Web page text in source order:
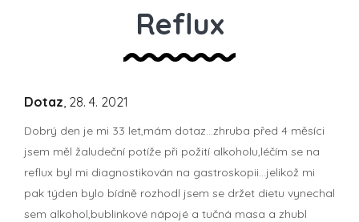
Reflux
Dotaz, 28. 4. 2021
Dobrý den je mi 33 let,mám dotaz...zhruba před 4 měsíci
jsem měl žaludeční potíže při požití alkoholu,léčím se na
reflux byl mi diagnostikován na gastroskopii...jelikož mi
pak týden bylo bídně rozhodl jsem se držet dietu vynechal
sem alkohol,bublinkové nápojé a tučná masa a zhubl